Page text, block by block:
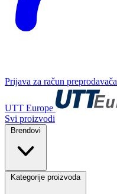
Prijava za račun preprodavača
UTT Europe
Svi proizvodi
Brendovi
Kategorije proizvoda